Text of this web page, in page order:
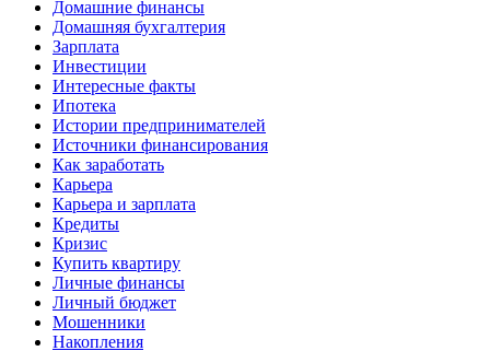
Домашние финансы
Домашняя бухгалтерия
Зарплата
Инвестиции
Интересные факты
Ипотека
Истории предпринимателей
Источники финансирования
Как заработать
Карьера
Карьера и зарплата
Кредиты
Кризис
Купить квартиру
Личные финансы
Личный бюджет
Мошенники
Накопления